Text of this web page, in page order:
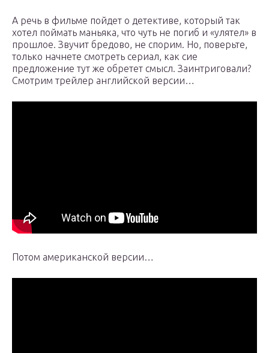
А речь в фильме пойдет о детективе, который так
хотел поймать маньяка, что чуть не погиб и «улятел» в
прошлое. Звучит бредово, не спорим. Но, поверьте,
только начнете смотреть сериал, как сие
предложение тут же обретет смысл. Заинтриговали?
Смотрим трейлер английской версии…
Потом американской версии…